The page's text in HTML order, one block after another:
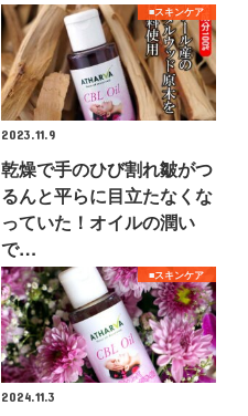
■スキンケア
2023.11.9
乾燥で手のひび割れ皺がつ
るんと平らに目立たなくな
っていた！オイルの潤い
で…
■スキンケア
2024.11.3